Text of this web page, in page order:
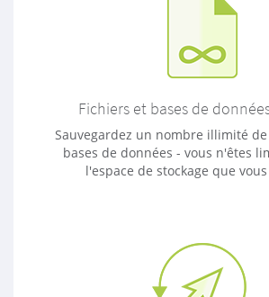
Fichiers et bases de
Sauvegardez un nombre illimité
bases de données - vous n'êtes
l'espace de stockage que